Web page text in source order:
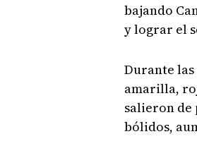
bajando
y lograr el
Durante
amarilla,
salieron de
bólidos,